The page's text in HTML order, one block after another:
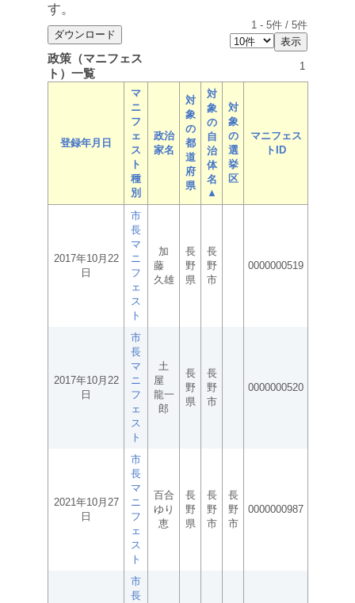
す。
1 - 5件 / 5件
政策（マニフェス
ト）一覧
1
登録年月日
マ
ニ
フ
ェ
ス
ト
種
別
政治
家名
対
象
の
都
道
府
県
対
象
の
自
治
体
名
▲
対
象
の
選
挙
区
マニフェス
トID
2017年10月22
日
市
長
マ
ニ
フ
ェ
ス
ト
加
藤
久雄
長
野
県
長
野
市
0000000519
2017年10月22
日
市
長
マ
ニ
フ
ェ
ス
ト
土
屋
龍一
郎
長
野
県
長
野
市
0000000520
2021年10月27
日
市
長
マ
ニ
フ
ェ
ス
ト
百合
ゆり
恵
長
野
県
長
野
市
長
野
市
0000000987
市
長